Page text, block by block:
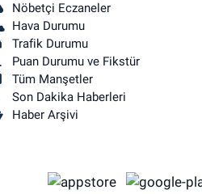
Nöbetçi Eczaneler
Hava Durumu
Trafik Durumu
Puan Durumu ve Fikstür
Tüm Manşetler
Son Dakika Haberleri
Haber Arşivi